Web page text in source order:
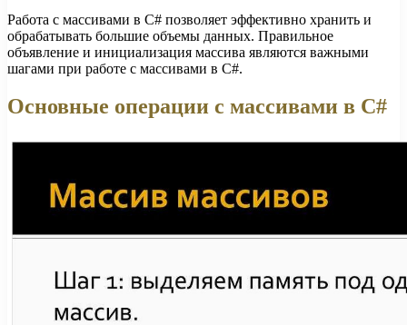
Работа с массивами в C# позволяет эффективно хранить и
обрабатывать большие объемы данных. Правильное
объявление и инициализация массива являются важными
шагами при работе с массивами в C#.
Основные операции с массивами в C#